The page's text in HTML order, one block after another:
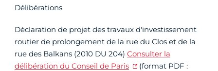
Délibérations
Déclaration de projet des travaux d'investissement
routier de prolongement de la rue du Clos et de la
rue des Balkans (2010 DU 204) Consulter la
délibération du Conseil de Paris
(format PDF :